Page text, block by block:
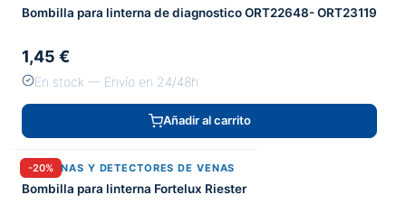
Bombilla para linterna de diagnostico ORT22648- ORT23119
1,45 €
En stock — Envío en 24/48h
Añadir al carrito
-20%
LINTERNAS Y DETECTORES DE VENAS
Bombilla para linterna Fortelux Riester